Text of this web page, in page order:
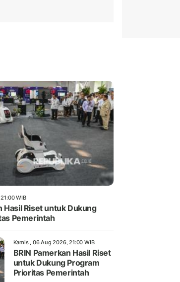
WIB
Hasil Riset untuk Dukung
Pemerintah
Kamis , 06 Aug 2026, 21:00 WIB
BRIN Pamerkan Hasil Riset
untuk Dukung Program
Prioritas Pemerintah